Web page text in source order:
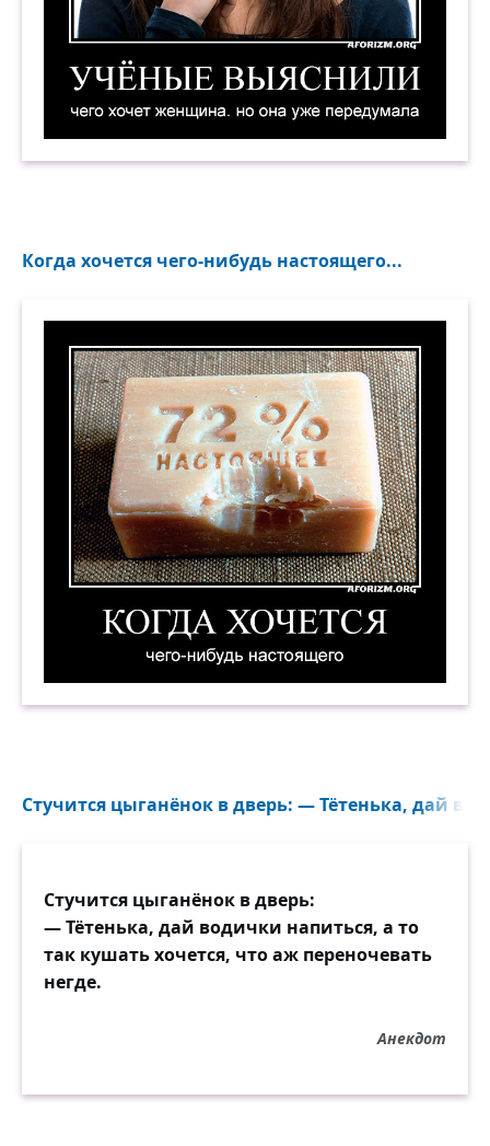
Когда хочется чего-нибудь настоящего...
Стучится цыганёнок в дверь: — Тётенька, дай
Стучится цыганёнок в дверь:
— Тётенька, дай водички напиться, а то
так кушать хочется, что аж переночевать
негде.
Анекдот